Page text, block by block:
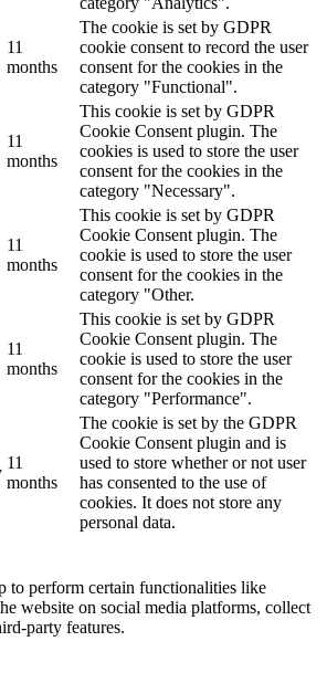
11
months
The cookie is set by GDPR
cookie consent to record the user
consent for the cookies in the
category "Functional".
11
months
This cookie is set by GDPR
Cookie Consent plugin. The
cookies is used to store the user
consent for the cookies in the
category "Necessary".
11
months
This cookie is set by GDPR
Cookie Consent plugin. The
cookie is used to store the user
consent for the cookies in the
category "Other.
11
months
This cookie is set by GDPR
Cookie Consent plugin. The
cookie is used to store the user
consent for the cookies in the
category "Performance".
11
months
The cookie is set by the GDPR
Cookie Consent plugin and is
used to store whether or not user
has consented to the use of
cookies. It does not store any
personal data.
to perform certain functionalities like
website on social media platforms, collect
party features.